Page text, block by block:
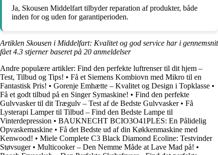
Ja, Skousen Middelfart tilbyder reparation af produkter, både
inden for og uden for garantiperioden.
Artiklen Skousen i Middelfart: Kvalitet og god service har i gennemsnit
fået4.3 stjerner baseret på 20 anmeldelser
Andre populære artikler: Find den perfekte luftrenser til dit hjem –
Test, Tilbud og Tips! • Få et Siemens Kombiovn med Mikro til en
Fantastisk Pris! • Gorenje Emhætte – Kvalitet og Design i Topklasse •
Få et godt tilbud på en Singer Symaskine! • Find den perfekte
Gulvvasker til dit Trægulv – Test af de Bedste Gulvvasker• Få
Lysterapi Lamper til Tilbud – Find den Bedste Lampe til
Vinterdepression • BAUKNECHT BCIO3O41PLES: En Pålidelig
Opvaskemaskine • Få det Bedste ud af din Køkkenmaskine med
Kenwood! • Miele Complete C3 Black Diamond Ecoline: Testvinder
Støvsuger• Multicooker – Den Nemme Måde at Lave Mad på! •